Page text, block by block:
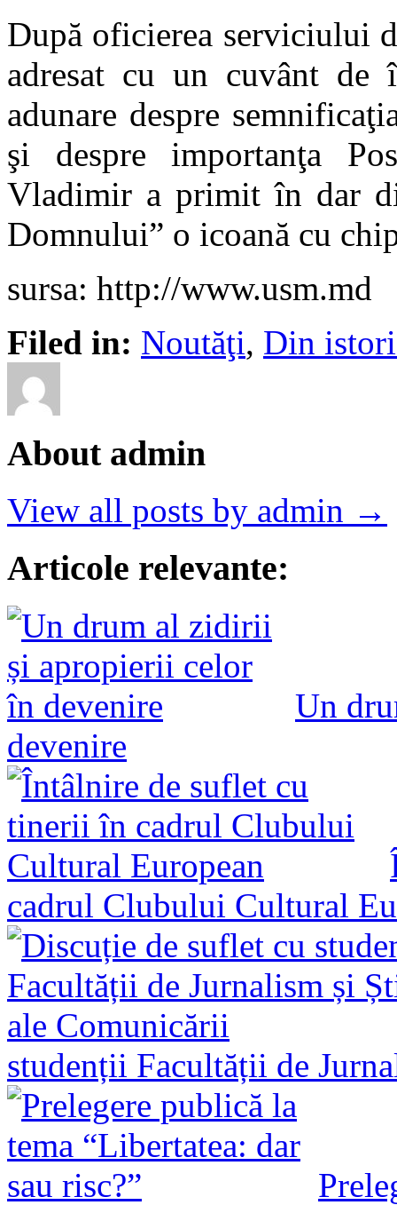
După oficierea serviciului
adresat cu un cuvânt de
adunare despre
şi despre importanţa
Vladimir a primit în dar
Domnului” o icoană cu
sursa: http://www.usm.md
Filed in: Noutăţi, Din
About admin
View all posts by admin →
Articole relevante:
Un
devenire
cadrul Clubului Cultural
studenții Facultății de